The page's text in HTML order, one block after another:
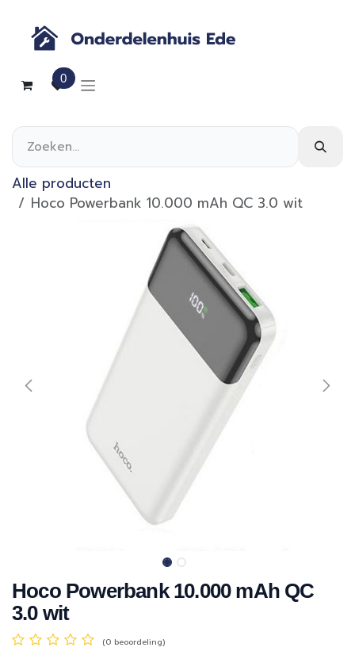
0
Alle producten
Hoco Powerbank 10.000 mAh QC 3.0 wit
Hoco Powerbank 10.000 mAh QC
3.0 wit
(0 beoordeling)